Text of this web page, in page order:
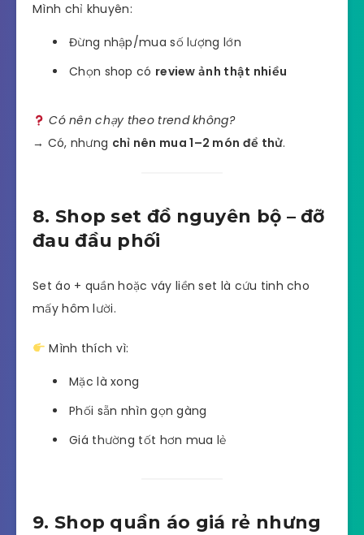
Mình chỉ khuyên:
Đừng nhập/mua số lượng lớn
Chọn shop có review ảnh thật nhiều
Có nên chạy theo trend không?
→ Có, nhưng chỉ nên mua 1–2 món để thử.
8. Shop set đồ nguyên bộ – đỡ
đau đầu phối
Set áo + quần hoặc váy liền set là cứu tinh cho
mấy hôm lười.
Mình thích vì:
Mặc là xong
Phối sẵn nhìn gọn gàng
Giá thường tốt hơn mua lẻ
9. Shop quần áo giá rẻ nhưng